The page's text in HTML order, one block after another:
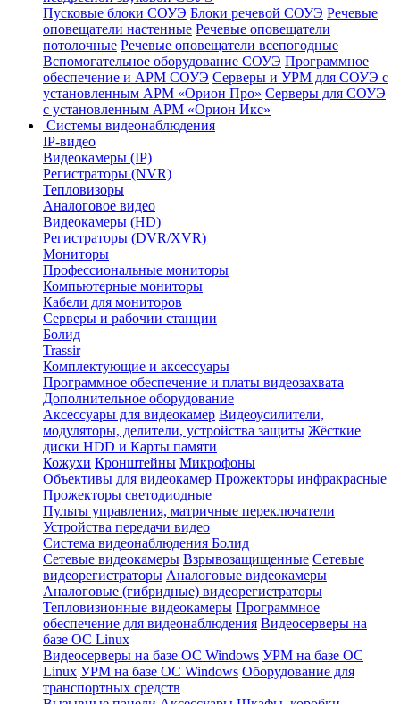
Пусковые блоки СОУЭ Блоки речевой СОУЭ Речевые
оповещатели настенные Речевые оповещатели
потолочные Речевые оповещатели всепогодные
Вспомогательное оборудование СОУЭ Программное
обеспечение и АРМ СОУЭ Серверы и УРМ для СОУЭ с
установленным АРМ «Орион Про» Серверы для СОУЭ
с установленным АРМ «Орион Икс»
Системы видеонаблюдения
IP-видео
Видеокамеры (IP)
Регистраторы (NVR)
Тепловизоры
Аналоговое видео
Видеокамеры (HD)
Регистраторы (DVR/XVR)
Мониторы
Профессиональные мониторы
Компьютерные мониторы
Кабели для мониторов
Серверы и рабочии станции
Болид
Trassir
Комплектующие и аксессуары
Программное обеспечение и платы видеозахвата
Дополнительное оборудование
Аксессуары для видеокамер Видеоусилители,
модуляторы, делители, устройства защиты Жёсткие
диски HDD и Карты памяти
Кожухи Кронштейны Микрофоны
Объективы для видеокамер Прожекторы инфракрасные
Прожекторы светодиодные
Пульты управления, матричные переключатели
Устройства передачи видео
Система видеонаблюдения Болид
Сетевые видеокамеры Взрывозащищенные Сетевые
видеорегистраторы Аналоговые видеокамеры
Аналоговые (гибридные) видеорегистраторы
Тепловизионные видеокамеры Программное
обеспечение для видеонаблюдения Видеосерверы на
базе ОС Linux
Видеосерверы на базе ОС Windows УРМ на базе ОС
Linux УРМ на базе ОС Windows Оборудование для
транспортных средств